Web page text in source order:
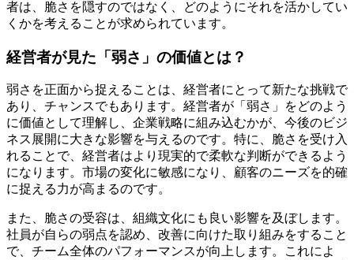
者は、脆さを隠すのではなく、どのようにそれを活かしてい
くかを考えることが求められています。
経営者が見た「弱さ」の価値とは？
弱さを正面から捉えることは、経営者にとって新たな挑戦で
あり、チャンスでもあります。経営者が「弱さ」をどのよう
に価値として理解し、企業戦略に組み込むかが、今後のビジ
ネス展開に大きな影響を与えるのです。特に、脆さを受け入
れることで、経営者はより現実的で柔軟な判断ができるよう
になります。市場の変化に敏感になり、顧客のニーズを的確
に捉える力が高まるのです。
また、脆さの受容は、組織文化にも良い影響を及ぼします。
社員が自らの弱点を認め、改善に向けた取り組みをすること
で、チーム全体のパフォーマンスが向上します。これによ